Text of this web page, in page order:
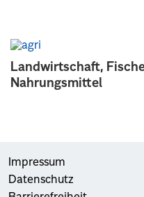
Landwirtschaft,
Nahrungsmittel
Impressum
Datenschutz